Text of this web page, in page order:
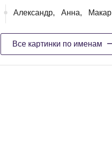
Александр, Анна, Макар
Все картинки по именам